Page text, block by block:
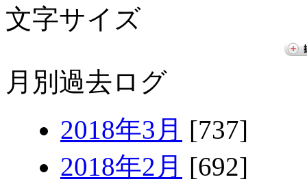
文字サイズ
月別過去ログ
2018年3月 [737]
2018年2月 [692]